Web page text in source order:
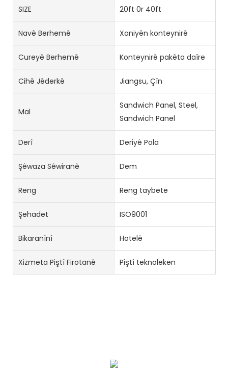
SIZE 20ft 0r 40ft
Navê Berhemê Xaniyên konteynirê
Cureyê Berhemê Konteynirê pakêta daîre
Cihê Jêderkê Jiangsu, Çîn
Mal
Sandwich Panel, Steel,
Sandwich Panel
Derî Deriyê Pola
Şêwaza Sêwiranê Dem
Reng Reng taybete
Şehadet ISO9001
Bikaranînî Hotelê
Xizmeta Piştî Firotanê Piştî teknoleken